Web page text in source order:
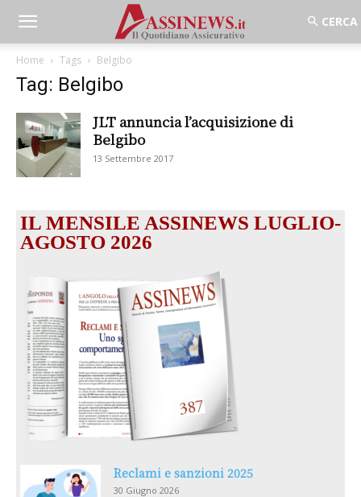
Home Tags Belgibo
Tag: Belgibo
JLT annuncia l’acquisizione di
Belgibo
13 Settembre 2017
IL MENSILE ASSINEWS LUGLIO-
AGOSTO 2026
Reclami e sanzioni 2025
30 Giugno 2026